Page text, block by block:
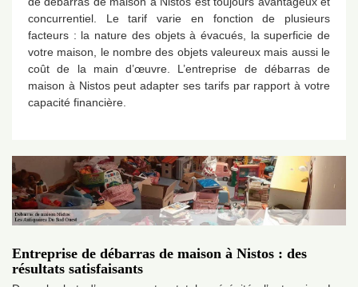
concurrentiel. Le tarif varie en fonction de plusieurs
facteurs : la nature des objets à évacués, la superficie de
votre maison, le nombre des objets valeureux mais aussi le
coût de la main d’œuvre. L’entreprise de débarras de
maison à Nistos peut adapter ses tarifs par rapport à votre
capacité financière.
Entreprise de débarras de maison à Nistos : des
résultats satisfaisants